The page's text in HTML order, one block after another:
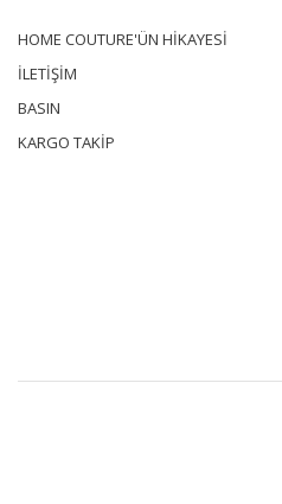
HOME COUTURE'ÜN HİKAYESİ
İLETİŞİM
BASIN
KARGO TAKİP